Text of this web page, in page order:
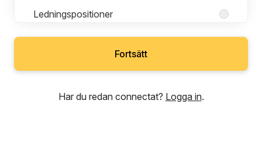
Ledningspositioner
Fortsätt
Har du redan connectat? Logga in.